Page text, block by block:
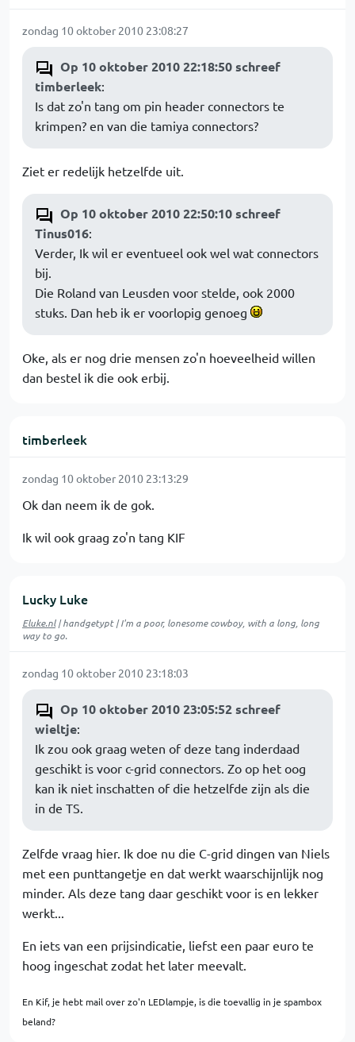
zondag 10 oktober 2010 23:08:27
Op 10 oktober 2010 22:18:50 schreef
timberleek:
Is dat zo'n tang om pin header connectors te
krimpen? en van die tamiya connectors?
Ziet er redelijk hetzelfde uit.
Op 10 oktober 2010 22:50:10 schreef
Tinus016:
Verder, Ik wil er eventueel ook wel wat connectors
bij.
Die Roland van Leusden voor stelde, ook 2000
stuks. Dan heb ik er voorlopig genoeg
Oke, als er nog drie mensen zo'n hoeveelheid willen
dan bestel ik die ook erbij.
timberleek
zondag 10 oktober 2010 23:13:29
Ok dan neem ik de gok.
Ik wil ook graag zo'n tang KIF
Lucky Luke
Eluke.nl| handgetypt | I'm a poor, lonesome cowboy, with a long, long
way to go.
zondag 10 oktober 2010 23:18:03
Op 10 oktober 2010 23:05:52 schreef
wieltje:
Ik zou ook graag weten of deze tang inderdaad
geschikt is voor c-grid connectors. Zo op het oog
kan ik niet inschatten of die hetzelfde zijn als die
in de TS.
Zelfde vraag hier. Ik doe nu die C-grid dingen van Niels
met een punttangetje en dat werkt waarschijnlijk nog
minder. Als deze tang daar geschikt voor is en lekker
werkt...
En iets van een prijsindicatie, liefst een paar euro te
hoog ingeschat zodat het later meevalt.
En Kif, je hebt mail over zo'n LEDlampje, is die toevallig in je spambox
beland?